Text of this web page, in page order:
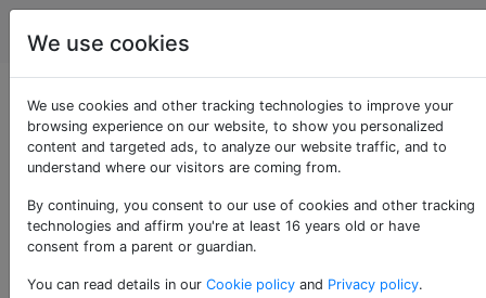
Apple
Durante lo streaming
di film online, dovrei
tenere il computer sul
caricabatterie?
We use cookies
We use cookies and other tracking technologies to improve your
browsing experience on our website, to show you personalized
content and targeted ads, to analyze our website traffic, and to
understand where our visitors are coming from.
By continuing, you consent to our use of cookies and other tracking
technologies and affirm you're at least 16 years old or have
consent from a parent or guardian.
You can read details in our Cookie policy and Privacy policy.